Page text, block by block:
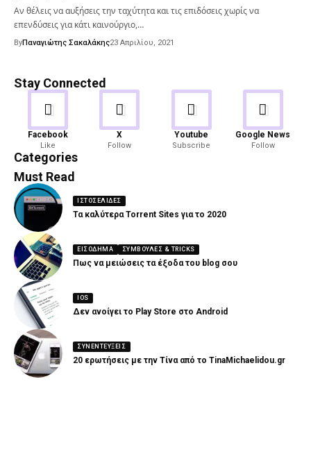
Αν θέλεις να αυξήσεις την ταχύτητα και τις επιδόσεις χωρίς να
επενδύσεις για κάτι καινούργιο,…
ByΠαναγιώτης Σακαλάκης23 Απριλίου, 2021
Stay Connected
Facebook
Like
X
Follow
Youtube
Subscribe
Google News
Follow
Categories
Android
82 Articles
Gaming
19 Articles
Must Read
ΙΣΤΟΣΕΛΊΔΕΣ
Τα καλύτερα Torrent Sites για το 2020
ΕΙΣΌΔΗΜΑ ΣΥΜΒΟΥΛΈΣ & TRICKS
Πως να μειώσεις τα έξοδα του blog σου
IOS
Δεν ανοίγει το Play Store στο Android
ΣΥΝΕΝΤΕΎΞΕΙΣ
20 ερωτήσεις με την Τίνα από το TinaMichaelidou.gr